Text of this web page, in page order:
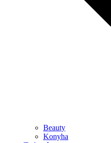
Beauty
Konyha